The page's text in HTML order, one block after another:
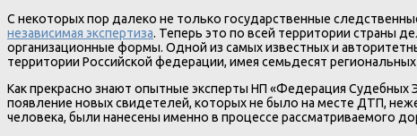
С некоторых пор далеко не только государственные
независимая экспертиза. Теперь это по всей территории страны
организационные формы. Одной из самых известных и
территории Российской федерации, имея семьдесят
Как прекрасно знают опытные эксперты НП «Федерация Судебных
появление новых свидетелей, которых не было на месте ДТП,
человека, были нанесены именно в процессе рассматриваемого